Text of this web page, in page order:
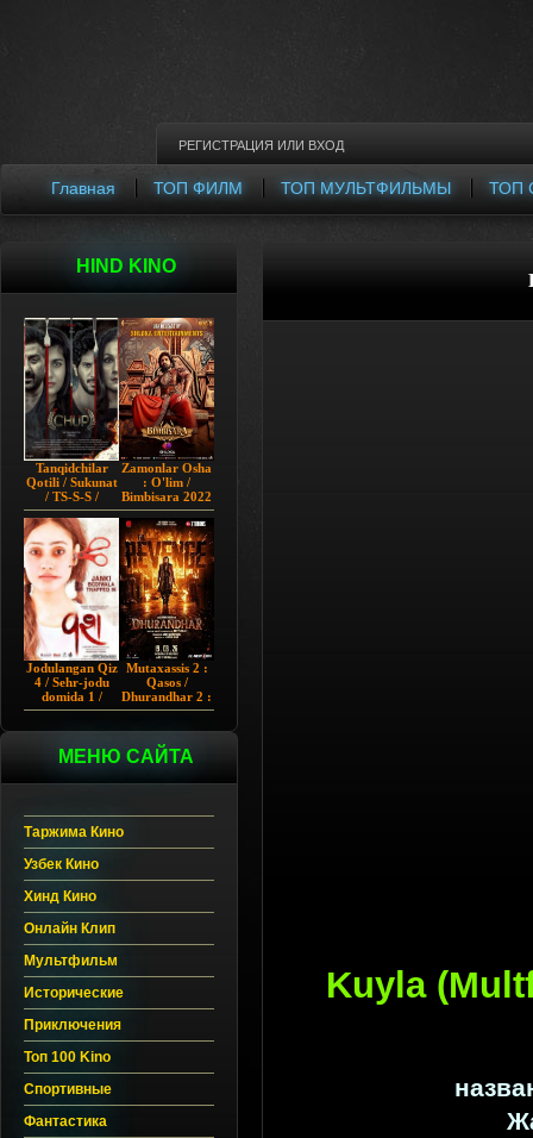
РЕГИСТРАЦИЯ ИЛИ ВХОД
ТОП
ТОП МУЛЬТФИЛЬМЫ
ТОП ФИЛМ
Главная
HIND KINO
Tanqidchilar
Qotili / Sukunat
/ TS-S-S /
Jimjitlik
Ortidagi Sir /
Chup 2022 HD
Hind kino
Zamonlar Osha
: O'lim /
Bimbisara 2022
Hind kino
Uzbek tilida
Jodulangan Qiz
4 / Sehr-jodu
domida 1 /
Egallangan 1 /
Hind kino
Uzbek tilida
Mutaxassis 2 :
Qasos /
Dhurandhar 2 :
Intiqom 2026
МЕНЮ САЙТА
Таржима Кино
Узбек Кино
Хинд Кино
Онлайн Клип
Мультфильм
Исторические
Приключения
Топ 100 Kino
Спортивные
Фантастика
Kuyla